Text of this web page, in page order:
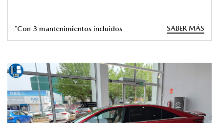
*Con 3 mantenimientos incluidos SABER MÁS